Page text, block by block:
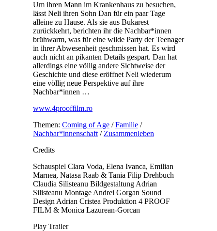
Um ihren Mann im Krankenhaus zu besuchen,
lässt Neli ihren Sohn Dan für ein paar Tage
alleine zu Hause. Als sie aus Bukarest
zurückkehrt, berichten ihr die Nachbar*innen
brühwarm, was für eine wilde Party der Teenager
in ihrer Abwesenheit geschmissen hat. Es wird
auch nicht an pikanten Details gespart. Dan hat
allerdings eine völlig andere Sichtweise der
Geschichte und diese eröffnet Neli wiederum
eine völlig neue Perspektive auf ihre
Nachbar*innen …
www.4prooffilm.ro
Themen: Coming of Age/Familie/
Nachbar*innenschaft/ Zusammenleben
Credits
Schauspiel Clara Voda, Elena Ivanca, Emilian
Marnea, Natasa Raab & Tania Filip Drehbuch
Claudia Silisteanu Bildgestaltung Adrian
Silisteanu Montage Andrei Gorgan Sound
Design Adrian Cristea Produktion 4 PROOF
FILM & Monica Lazurean-Gorcan
Play Trailer